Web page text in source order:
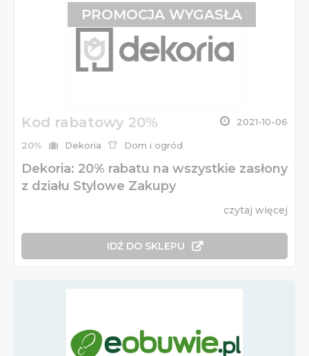
Kod rabatowy 20% 2021-10-06
20% Dekoria Dom i ogród
Dekoria: 20% rabatu na wszystkie zasłony
z działu Stylowe Zakupy
czytaj więcej
IDŹ DO SKLEPU
PROMOCJA WYGASŁA